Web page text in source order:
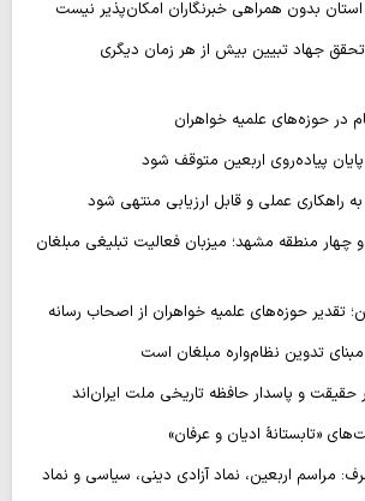
استان بدون همراهی خبرنگاران امکان‌پذیر نیست
جهاد تبیین بیش از هر زمان دیگری
در حوزه‌های علمیه خواهران
پایان پیاده‌روی اربعین متوقف شود
راهکاری عملی و قابل ارزیابی منتهی شود
و چهار منطقه مشهد؛ میزبان فعالیت تبلیغی مبلغان
تقدیر حوزه‌های علمیه خواهران از اصحاب رسانه
تدوین نظام‌واره مبلغان است
حقیقت و پاسدار حافظه تاریخی ملت ایران‌اند
«تابستانهٔ ادیان و عرفان»
مراسم اربعین، نماد آزادی دینی، سیاسی و نماد